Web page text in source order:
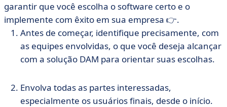
garantir que você escolha o software certo e o
implemente com êxito em sua empresa 👉.
Antes de começar, identifique precisamente, com
as equipes envolvidas, o que você deseja alcançar
com a solução DAM para orientar suas escolhas.
Envolva todas as partes interessadas,
especialmente os usuários finais, desde o início.